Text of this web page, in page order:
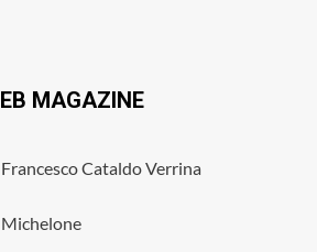
MAGAZINE
Francesco Cataldo Verrina